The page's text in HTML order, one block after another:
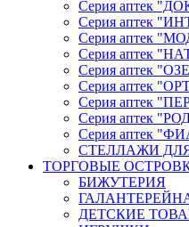
Серия аптек
Серия аптек
Серия аптек
Серия аптек
Серия аптек
Серия аптек
Серия аптек
Серия аптек
Серия аптек
СТЕЛЛАЖИ
ТОРГОВЫЕ
БИЖУТЕРИЯ
ДЕТСКИЕ